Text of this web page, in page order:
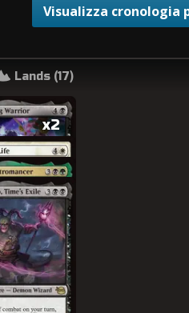
Visualizza cronologia
Lands (17)
x2